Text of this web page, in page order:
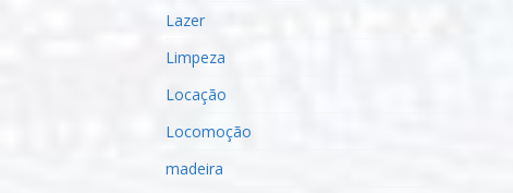
Lazer
Limpeza
Locação
Locomoção
madeira